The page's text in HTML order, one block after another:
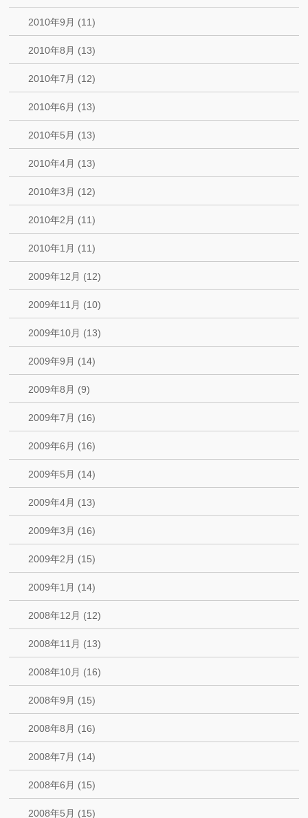
2010年9月 (11)
2010年8月 (13)
2010年7月 (12)
2010年6月 (13)
2010年5月 (13)
2010年4月 (13)
2010年3月 (12)
2010年2月 (11)
2010年1月 (11)
2009年12月 (12)
2009年11月 (10)
2009年10月 (13)
2009年9月 (14)
2009年8月 (9)
2009年7月 (16)
2009年6月 (16)
2009年5月 (14)
2009年4月 (13)
2009年3月 (16)
2009年2月 (15)
2009年1月 (14)
2008年12月 (12)
2008年11月 (13)
2008年10月 (16)
2008年9月 (15)
2008年8月 (16)
2008年7月 (14)
2008年6月 (15)
2008年5月 (15)